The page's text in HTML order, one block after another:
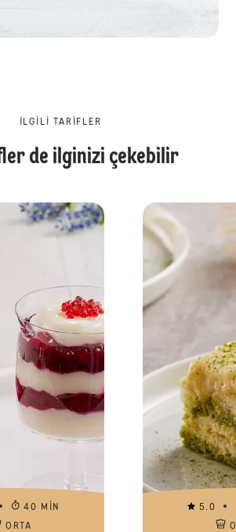
İLGILI TARIFLER
de ilginizi çekebilir
40 MIN
ORTA
5.0